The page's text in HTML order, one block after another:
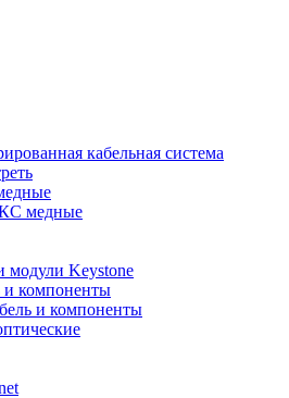
кабельная система
медные
модули Keystone
и компоненты
и компоненты